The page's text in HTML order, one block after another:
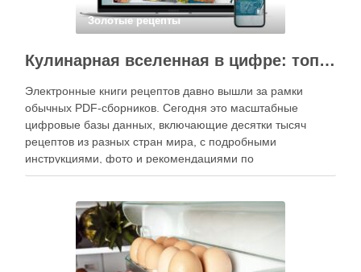
Золотые рецепты
Кулинарная вселенная в цифре: топ-3 самых больших электронных книг рецептов
Электронные книги рецептов давно вышли за рамки
обычных PDF-сборников. Сегодня это масштабные
цифровые базы данных, включающие десятки тысяч
рецептов из разных стран мира, с подробными
инструкциями, фото и рекомендациями по
приготовлению. В отличие от печатных изданий,
контент, расширять коллекции блюд и добавлять новые
функции. Ниже …